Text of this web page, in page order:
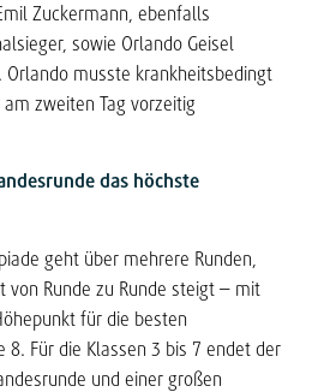
Zuckermann, ebenfalls
sowie Orlando Geisel
musste krankheitsbedingt
zweiten Tag vorzeitig
das höchste
geht über mehrere Runden,
von Runde zu Runde steigt – mit
für die besten
8. Für die Klassen 3 bis 7 endet der
und einer großen